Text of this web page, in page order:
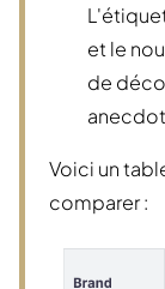
et le
de
Voici un
comparer :